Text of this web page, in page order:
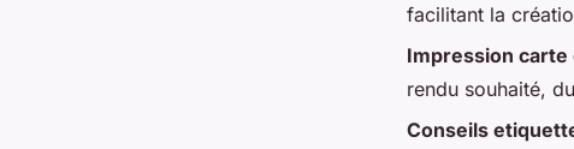
facilitant la
Impression carte
rendu souhaité,
Conseils